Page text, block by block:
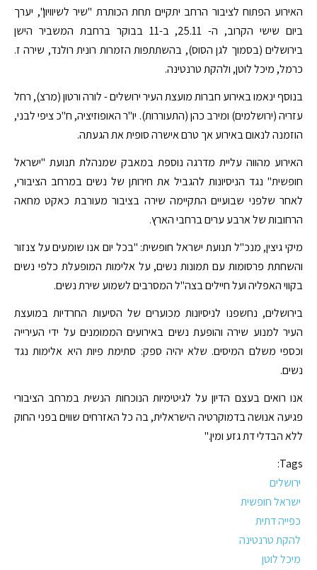
האירוע הפתוח לציבור הרחב יתקיים תחת הכותרת "שיר לשיוויון", יערך
ביום שישי הקרוב, ה- 25.11, ב-11 בבוקר ברחבת המשביר הישן
בירושלים (בסמוך לגן הסוס), בהשתתפות הזמרות רונית רולנד, שירה ז.
כרמל, מיכל לוטן, ולהקת טרנטינה.
בנוסף ינאמו באירוע חברות מועצת העיר ירושלים - לורה ורטון (מרצ), רחל
עזריה (ירושלמים) ומירב כהן (התעוררות). יו"ר האופוזיציה, ח"כ ציפי לבני,
הוזמנה לנאום באירוע אך טרם אישרה סופית את הגעתה.
האירוע מהווה עליית מדרגה נוספת במאבק שמנהלת תנועת "ישראל
חופשית" נגד הניסיונות להגביל את חירותן של נשים במרחב הציבורי,
לאחר שלפני שבועיים התקיימה שירה בציבור מעורבת כאקט מחאה
הרחובות של ארבע ערים ברחבי הארץ.
מיקי גיצין, מנכ"ל תנועת ישראל חופשית: "בכל יום אנו שומעים על צנזור
והשחתת פרסומות עם תמונות נשים, על אלימות המופעלת כלפי נשים
בקווי האפליה ועל חיילים בצה"ל המסרבים לשמוע שירת נשים.
בירושלים, נחשפנו לניסיונות מכוערים של הסיעות החרדיות במועצת
העיר למנוע שירה והופעת נשים באירועים הממומנים על ידי העירייה
וכספי משלם המיסים. שלא יהיה ספק: סתימת פיות היא אלימות נגד
נשים.
אנו רואים בעצם הדיון על לגיטימיות הנוכחות הנשית במרחב הציבורי
פגיעה אנושה בדמוקרטיה הישראלית, בה כל האזרחים שווים בפני החוק
ללא הבדלי דת גזע ומין."
Tags:
ירושלים
ישראל חופשית
כפייה דתית
להקת טרנטינה
מיכל לוטן